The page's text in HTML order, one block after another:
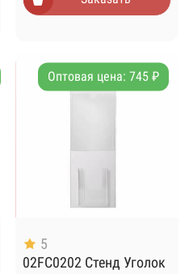
Оптовая цена: 745 ₽
5
02FC0202 Стенд Уголок